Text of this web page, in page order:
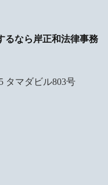
るなら岸正和法律事務
タマダビル803号